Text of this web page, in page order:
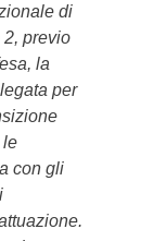
di
previo
la
per
le
con gli